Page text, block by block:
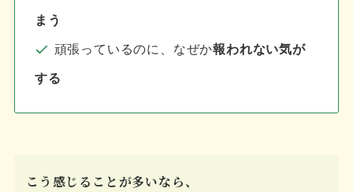
まう
頑張っているのに、なぜか報われない気が
する
こう感じることが多いなら、